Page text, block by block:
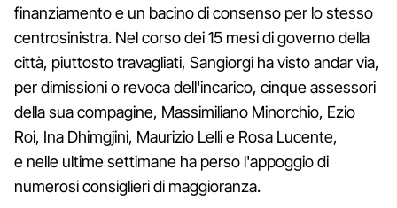
finanziamento e un bacino di consenso per lo stesso
centrosinistra. Nel corso dei 15 mesi di governo della
città, piuttosto travagliati, Sangiorgi ha visto andar via,
per dimissioni o revoca dell'incarico, cinque assessori
della sua compagine, Massimiliano Minorchio, Ezio
Roi, Ina Dhimgjini, Maurizio Lelli e Rosa Lucente,
e nelle ultime settimane ha perso l'appoggio di
numerosi consiglieri di maggioranza.